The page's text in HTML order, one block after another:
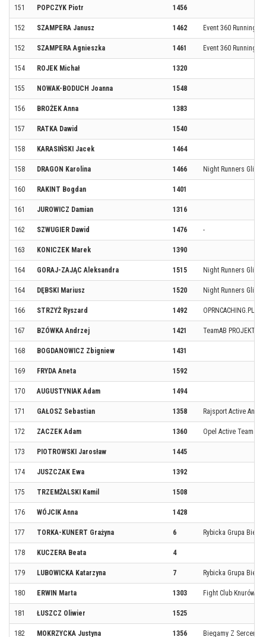
151 POPCZYK Piotr 1456
152 SZAMPERA Janusz 1462 Event 360 Running
152 SZAMPERA Agnieszka 1461 Event 360 Running
154 ROJEK Michał 1320
155 NOWAK-BODUCH Joanna 1548
156 BROŻEK Anna 1383
157 RATKA Dawid 1540
158 KARASIŃSKI Jacek 1464
158 DRAGON Karolina 1466 Night Runners
160 RAKINT Bogdan 1401
161 JUROWICZ Damian 1316
162 SZWUGIER Dawid 1476 -
163 KONICZEK Marek 1390
164 GORAJ-ZAJĄC Aleksandra 1515 Night Runners
164 DĘBSKI Mariusz 1520 Night Runners
166 STRZYŻ Ryszard 1492 OPRNCACHING.PL
167 BZÓWKA Andrzej 1421 TeamAB PROJEKT
168 BOGDANOWICZ Zbigniew 1431
169 FRYDA Aneta 1592
170 AUGUSTYNIAK Adam 1494
171 GAŁOSZ Sebastian 1358 Rajsport Active Anton
172 ZACZEK Adam 1360 Opel Active Team
173 PIOTROWSKI Jarosław 1445
174 JUSZCZAK Ewa 1392
175 TRZEMŻALSKI Kamil 1508
176 WÓJCIK Anna 1428
177 TORKA-KUNERT Grażyna 6 Rybicka Grupa
178 KUCZERA Beata 4
179 LUBOWICKA Katarzyna 7 Rybicka Grupa
180 ERWIN Marta 1303 Fight Club Knurów
181 ŁUSZCZ Oliwier 1525
182 MOKRZYCKA Justyna 1356 Biegamy Z Sercem